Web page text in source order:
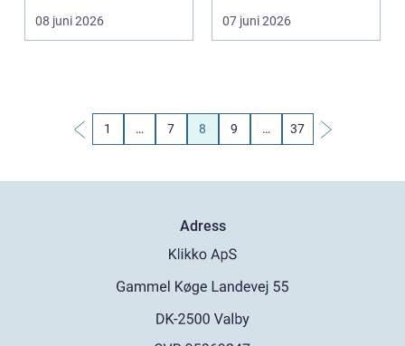
deklarationer. För m...
08 juni 2026
letar efter sakkunnig
hj...
07 juni 2026
1 … 7 8 9 … 37
Adress